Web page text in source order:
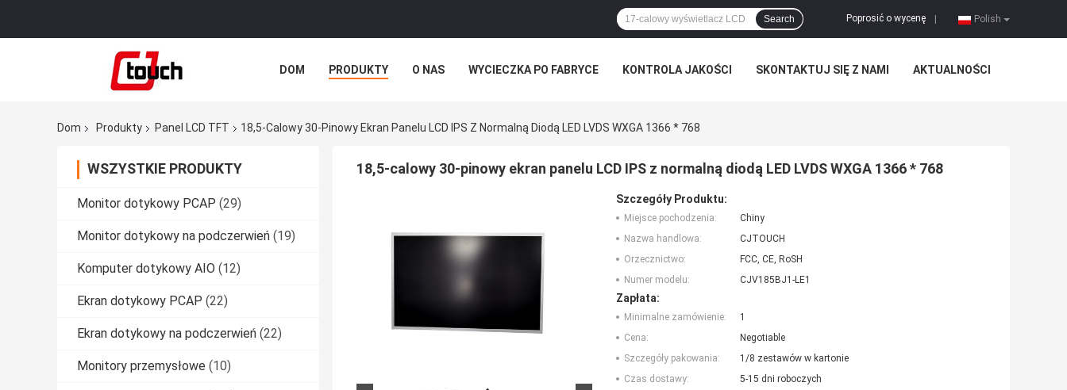
Polish
Poprosić o wycenę
Search
DOM PRODUKTY O NAS WYCIECZKA PO FABRYCE KONTROLA JAKOŚCI SKONTAKTUJ SIĘ Z NAMI AKTUALNOŚCI
Dom
Produkty Panel LCD TFT 18,5-Calowy 30-Pinowy Ekran Panelu LCD IPS Z Normalną Diodą LED LVDS WXGA 1366 * 768
WSZYSTKIE PRODUKTY
Monitor dotykowy PCAP (29)
Monitor dotykowy na podczerwień (19)
Komputer dotykowy AIO (12)
Ekran dotykowy PCAP (22)
Ekran dotykowy na podczerwień (22)
Monitory przemysłowe (10)
18,5-calowy 30-pinowy ekran panelu LCD IPS z normalną diodą LED LVDS WXGA 1366 * 768
Szczegóły Produktu:
Miejsce pochodzenia:
Chiny
Nazwa handlowa:
CJTOUCH
Orzecznictwo:
FCC, CE, RoSH
Numer modelu:
CJV185BJ1-LE1
Zapłata:
Minimalne zamówienie:
1
Cena:
Negotiable
Szczegóły pakowania:
1/8 zestawów w kartonie
Czas dostawy:
5-15 dni roboczych